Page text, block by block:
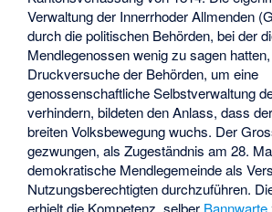
Verwaltung der Innerrhoder Allmenden
durch die politischen Behörden, bei der
Mendlegenossen wenig zu sagen
Druckversuche der Behörden, um eine
genossenschaftliche Selbstverwaltung
verhindern, bildeten den Anlass, dass
breiten Volksbewegung wuchs. Der
gezwungen, als Zugeständnis am 28.
demokratische Mendlegemeinde als
Nutzungsberechtigten durchzuführen.
erhielt die Kompetenz, selber Bannwarte